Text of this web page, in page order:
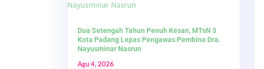
Dua Setengah Tahun Penuh Kesan, MTsN 3
Kota Padang Lepas Pengawas Pembina Dra.
Nayusminar Nasrun
Agu 4, 2026